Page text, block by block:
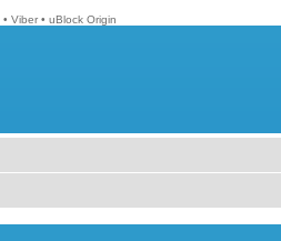
• Viber • uBlock Origin